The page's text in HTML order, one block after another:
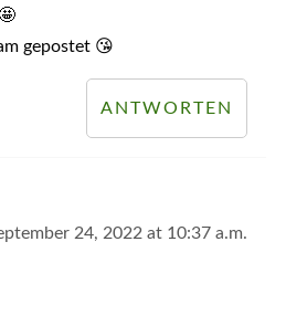
gepostet 😘
ANTWORTEN
24, 2022 at 10:37 a.m.